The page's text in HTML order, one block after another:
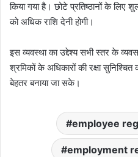
किया गया है। छोटे प्रतिष्ठानों के
को अधिक राशि देनी होगी।
इस व्यवस्था का उद्देश्य सभी स्तर के
श्रमिकों के अधिकारों की रक्षा
बेहतर बनाया जा सके।
employee
employment